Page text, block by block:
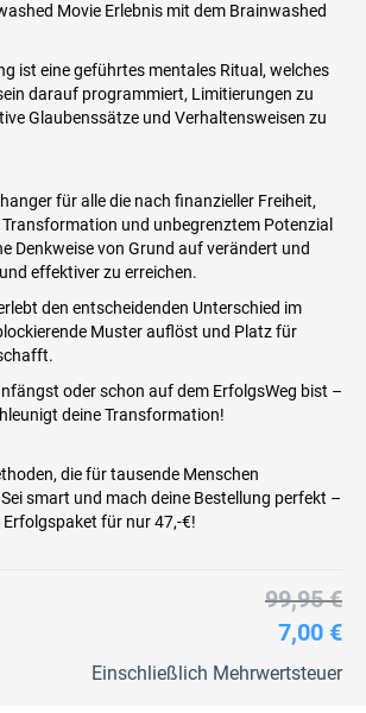
Movie Erlebnis mit dem Brainwashed
ist eine geführtes mentales Ritual, welches
darauf programmiert, Limitierungen zu
Glaubenssätze und Verhaltensweisen zu
für alle die nach finanzieller Freiheit,
und unbegrenztem Potenzial
Denkweise von Grund auf verändert und
effektiver zu erreichen.
den entscheidenden Unterschied im
Muster auflöst und Platz für
oder schon auf dem ErfolgsWeg bist –
deine Transformation!
die für tausende Menschen
smart und mach deine Bestellung perfekt –
für nur 47,-€!
99,95 €
7,00 €
Einschließlich Mehrwertsteuer